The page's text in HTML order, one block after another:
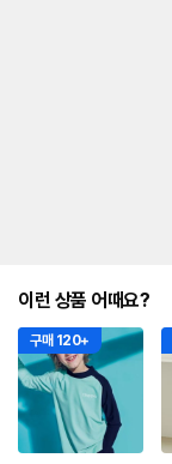
이런 상품 어때요?
구매 120+